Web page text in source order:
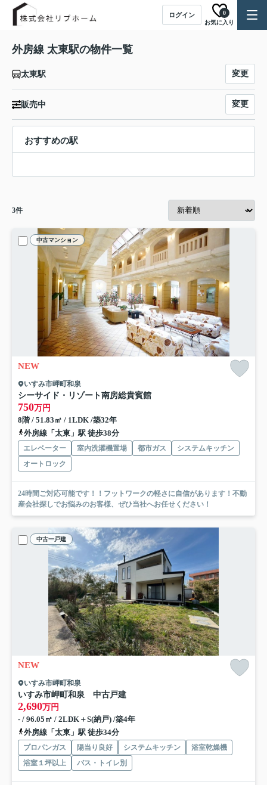
ログイン
お気に入り
0
外房線 太東駅の物件一覧
太東駅 変更
販売中 変更
おすすめの駅
3件
中古マンション
NEW
いすみ市岬町和泉
シーサイド・リゾート南房総貴賓館
750万円
8階 / 51.83㎡ / 1LDK /築32年
外房線「太東」駅 徒歩38分
エレベーター 室内洗濯機置場 都市ガス
システムキッチン
オートロック
24時間ご対応可能です！！フットワークの軽さに自信があります！不動
産会社探しでお悩みのお客様、ぜひ当社へお任せください！
中古一戸建
NEW
いすみ市岬町和泉
いすみ市岬町和泉 中古戸建
2,690万円
- / 96.05㎡ / 2LDK＋S(納戸) /築4年
外房線「太東」駅 徒歩34分
プロパンガス 陽当り良好 システムキッチン
浴室乾燥機
浴室１坪以上
バス・トイレ別